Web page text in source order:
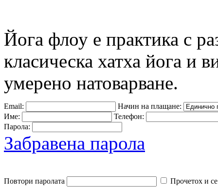
Йога флоу е практика с
класическа хатха йога и
умерено натоварване.
Email:
Начин на плащане:
Име:
Телефон:
Парола:
Забравена парола
Повтори паролата Прочетох и